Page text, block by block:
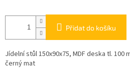
Přidat do košíku
Jídelní stůl 150x90x75, MDF deska tl.
černý mat